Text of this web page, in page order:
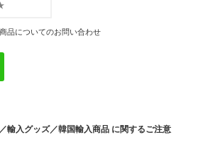
商品についてのお問い合わせ
輸入グッズ／韓国輸入商品 に関するご注意